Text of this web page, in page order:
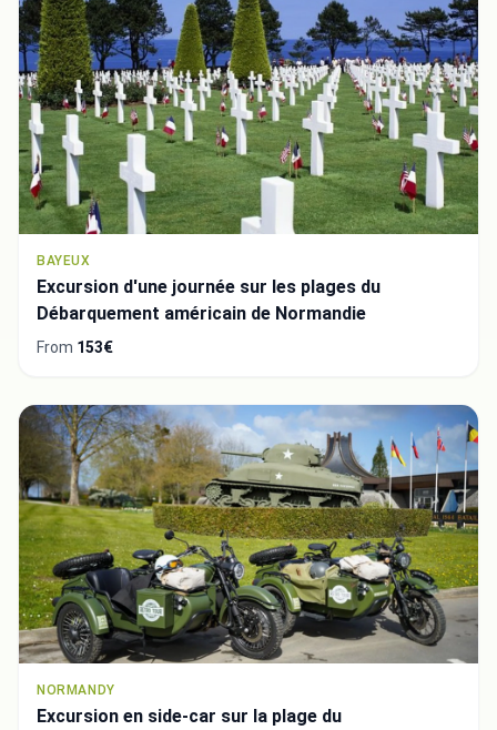
BAYEUX
Excursion d'une journée sur les plages du
Débarquement américain de Normandie
From 153€
NORMANDY
Excursion en side-car sur la plage du